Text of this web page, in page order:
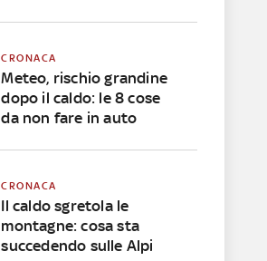
CRONACA
Meteo, rischio grandine
dopo il caldo: le 8 cose
da non fare in auto
CRONACA
Il caldo sgretola le
montagne: cosa sta
succedendo sulle Alpi